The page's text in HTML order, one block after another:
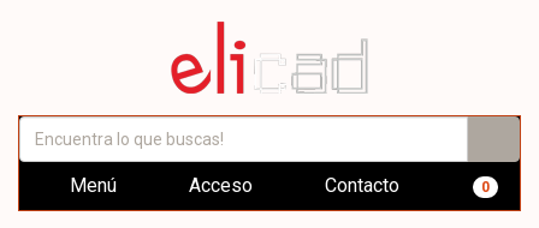
Menú Acceso Contacto 0